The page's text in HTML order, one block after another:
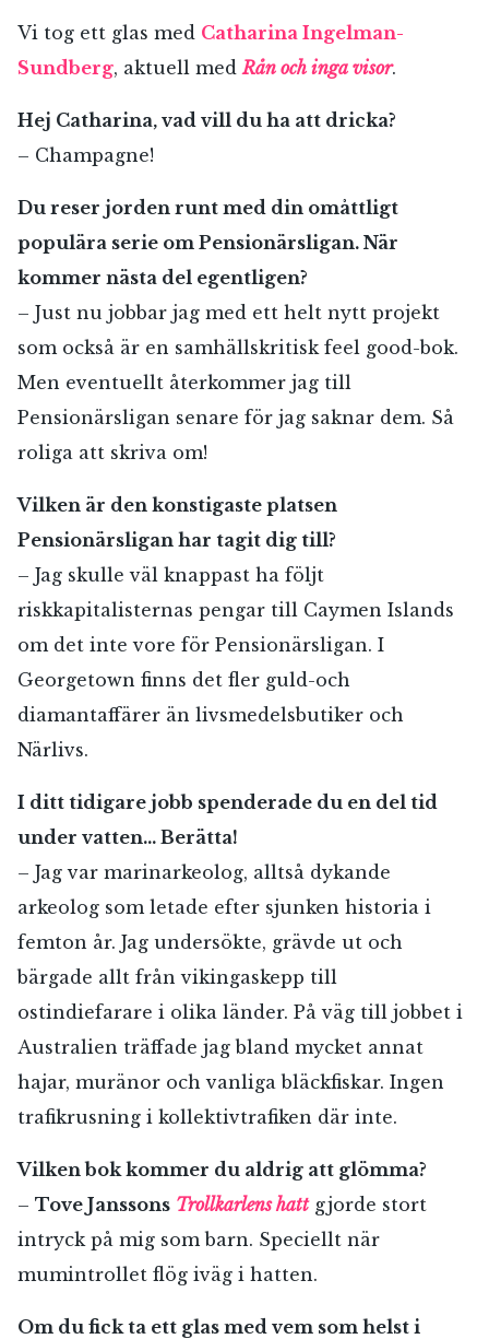
Vi tog ett glas med Catharina Ingelman-
Sundberg, aktuell med Rån och inga visor.
Hej Catharina, vad vill du ha att dricka?
– Champagne!
Du reser jorden runt med din omåttligt
populära serie om Pensionärsligan. När
kommer nästa del egentligen?
– Just nu jobbar jag med ett helt nytt projekt
som också är en samhällskritisk feel good-bok.
Men eventuellt återkommer jag till
Pensionärsligan senare för jag saknar dem. Så
roliga att skriva om!
Vilken är den konstigaste platsen
Pensionärsligan har tagit dig till?
– Jag skulle väl knappast ha följt
riskkapitalisternas pengar till Caymen Islands
om det inte vore för Pensionärsligan. I
Georgetown finns det fler guld-och
diamantaffärer än livsmedelsbutiker och
Närlivs.
I ditt tidigare jobb spenderade du en del tid
under vatten… Berätta!
– Jag var marinarkeolog, alltså dykande
arkeolog som letade efter sjunken historia i
femton år. Jag undersökte, grävde ut och
bärgade allt från vikingaskepp till
ostindiefarare i olika länder. På väg till jobbet i
Australien träffade jag bland mycket annat
hajar, muränor och vanliga bläckfiskar. Ingen
trafikrusning i kollektivtrafiken där inte.
Vilken bok kommer du aldrig att glömma?
– Tove Janssons Trollkarlens hattgjorde stort
intryck på mig som barn. Speciellt när
mumintrollet flög iväg i hatten.
Om du fick ta ett glas med vem som helst i